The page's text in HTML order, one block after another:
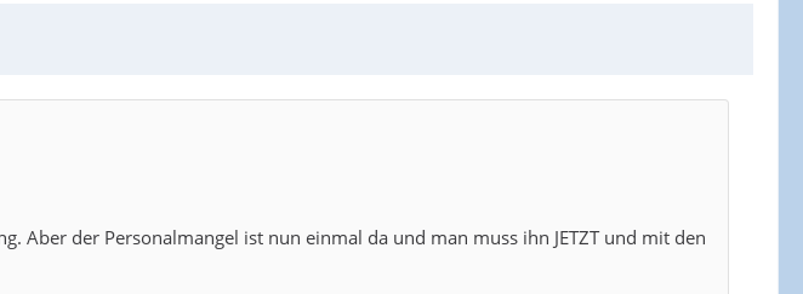
Aber der Personalmangel ist nun einmal da und man muss ihn JETZT und mit den